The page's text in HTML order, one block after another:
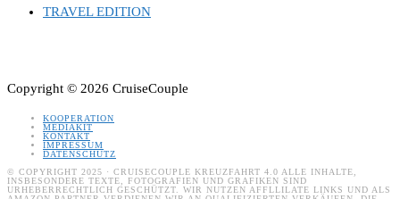
TRAVEL EDITION
Copyright © 2026 CruiseCouple
KOOPERATION
MEDIAKIT
KONTAKT
IMPRESSUM
DATENSCHUTZ
© COPYRIGHT 2025 · CRUISECOUPLE KREUZFAHRT 4.0 ALLE INHALTE,
INSBESONDERE TEXTE, FOTOGRAFIEN UND GRAFIKEN SIND
URHEBERRECHTLICH GESCHÜTZT. WIR NUTZEN AFFLLILATE LINKS UND ALS